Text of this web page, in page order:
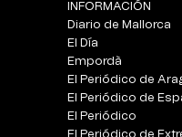
INFORMACIÓN
Diario de Mallorca
El Día
Empordà
El Periódico de
El Periódico de
El Periódico